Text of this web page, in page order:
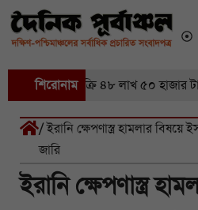
শিরোনাম
মণ ইলিশবিক্রি ৪৮ লাখ ৫০ হাজার
/ ইরানি ক্ষেপণাস্ত্র হামলার বিষয়ে
জারি
ইরানি ক্ষেপণাস্ত্র